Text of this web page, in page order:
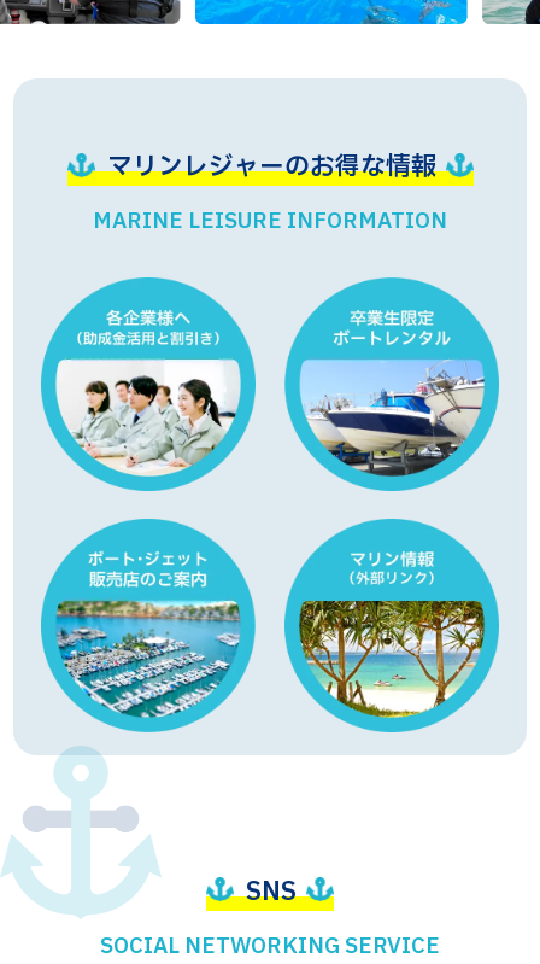
マリンレジャーのお得な情報
MARINE LEISURE INFORMATION
SNS
SOCIAL NETWORKING SERVICE